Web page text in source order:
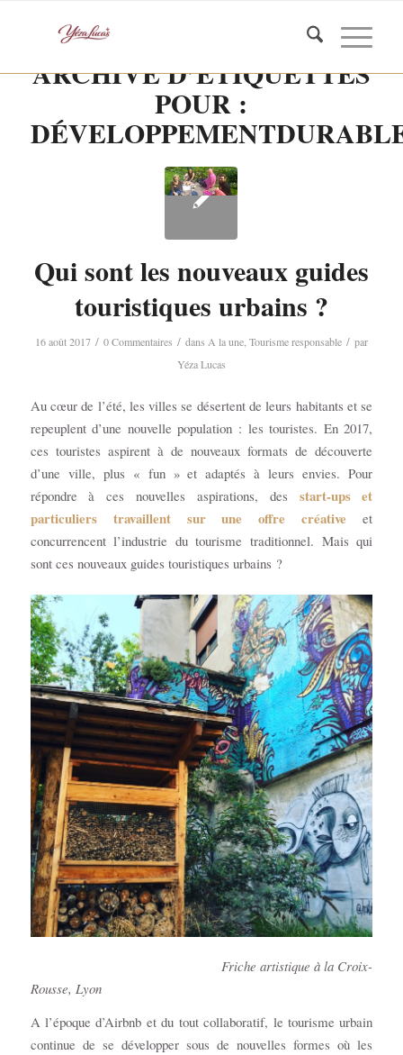
ARCHIVE D’ÉTIQUETTES
POUR :
Qui sont les nouveaux guides
touristiques urbains ?
16 août 2017 / 0 Commentaires / dans A la une, Tourisme responsable / par
Yéza Lucas
Au cœur de l’été, les villes se désertent de leurs habitants et se
repeuplent d’une nouvelle population : les touristes. En 2017,
ces touristes aspirent à de nouveaux formats de découverte
d’une ville, plus « fun » et adaptés à leurs envies. Pour
répondre à ces nouvelles aspirations, des start-ups et
particuliers travaillent sur une offre créative et
concurrencent l’industrie du tourisme traditionnel. Mais qui
sont ces nouveaux guides touristiques urbains ?
Friche artistique à la Croix-
Rousse, Lyon
A l’époque d’Airbnb et du tout collaboratif, le tourisme urbain
continue de se développer sous de nouvelles formes où les